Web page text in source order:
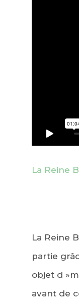
La Reine
La Reine
partie
objet d
avant de